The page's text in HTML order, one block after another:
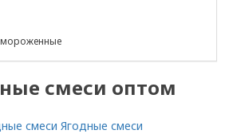
смеси оптом
смеси Ягодные смеси